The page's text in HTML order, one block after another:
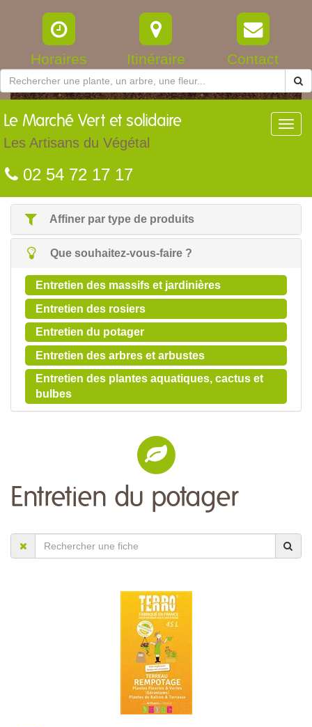
Horaires Itinéraire Contact
Le Marché Vert et solidaire
Les Artisans du Végétal
02 54 72 17 17
Affiner par type de produits
Que souhaitez-vous-faire ?
Entretien des massifs et jardinières
Entretien des rosiers
Entretien du potager
Entretien des arbres et arbustes
Entretien des plantes aquatiques, cactus et
bulbes
Entretien du potager